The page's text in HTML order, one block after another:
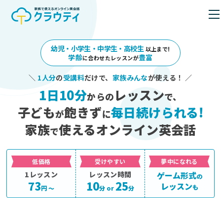
幼児・小学生・中学生・高校生 以上まで!
学齢に合わせたレッスンが豊富
＼ 1人分の受講料だけで、 家族みんなが使える！ ／
1日10分からの レッスンで、
子どもが飽きずに毎日続けられる!
家族で使えるオンライン英会話
低価格
1レッスン
73 円 〜
受けやすい
レッスン時間
10分 or 25分
夢中になれる
ゲーム形式の
レッスンも